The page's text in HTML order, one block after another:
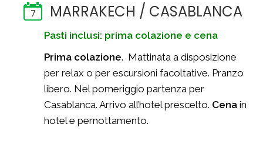
7 MARRAKECH / CASABLANCA
Pasti inclusi: prima colazione e cena
Prima colazione. Mattinata a disposizione
per relax o per escursioni facoltative. Pranzo
libero. Nel pomeriggio partenza per
Casablanca. Arrivo all’hotel prescelto. Cena in
hotel e pernottamento.